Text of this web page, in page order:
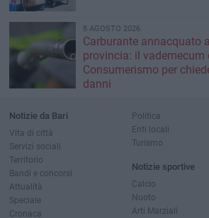
8 AGOSTO 2026
Carburante annacquato
provincia: il vademecum
Consumerismo per
danni
Notizie da Bari
Vita di città
Servizi sociali
Territorio
Bandi e concorsi
Attualità
Speciale
Cronaca
Politica
Enti locali
Turismo
Notizie sportive
Calcio
Nuoto
Arti Marziali